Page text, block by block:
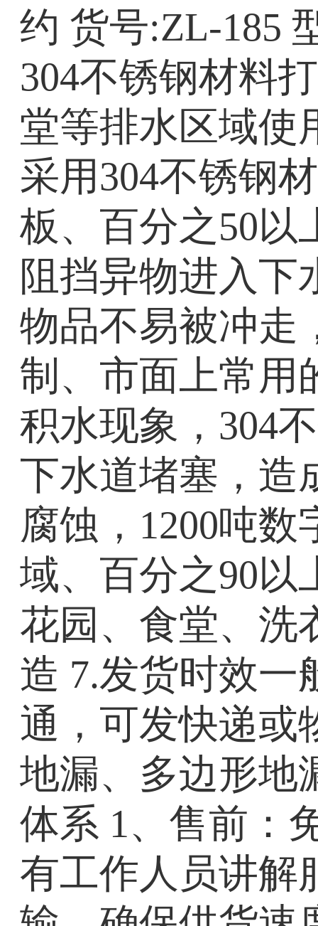
约 货号:ZL-185
304不锈钢材料
堂等排水区域使
采用304不锈钢
板、百分之50以
阻挡异物进入下
物品不易被冲走
制、市面上常用
积水现象，304
下水道堵塞，造
腐蚀，1200吨
域、百分之90以
花园、食堂、洗
造 7.发货时效一
通，可发快递或
地漏、多边形地
体系 1、售前：
有工作人员讲解